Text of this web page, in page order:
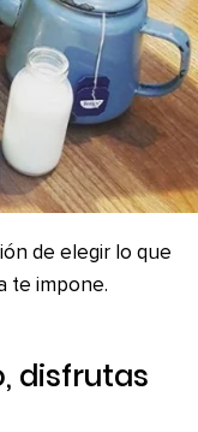
de elegir lo que
te impone.
disfrutas